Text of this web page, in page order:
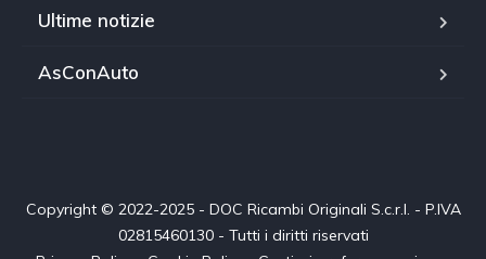
Ultime notizie
AsConAuto
Copyright © 2022-2025 - DOC Ricambi Originali S.c.r.l. - P.IVA
02815460130 - Tutti i diritti riservati